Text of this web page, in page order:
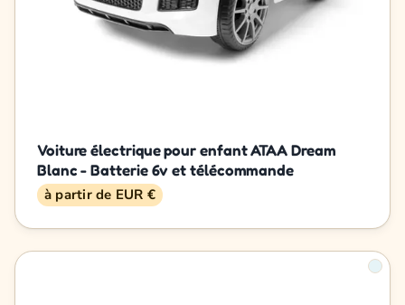
Voiture électrique pour enfant ATAA Dream
Blanc - Batterie 6v et télécommande
à partir de EUR €